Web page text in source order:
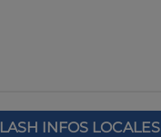
INFOS LOCALES